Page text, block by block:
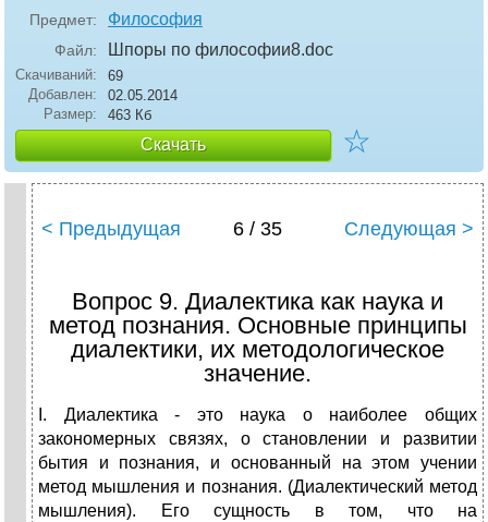
Предмет: Философия
Файл: Шпоры по философии8.doc
Скачиваний:
69
Добавлен:
02.05.2014
Размер:
463 Кб
Скачать ☆
< Предыдущая 6 / 35 Следующая >
Вопрос 9. Диалектика как наука и
метод познания. Основные принципы
диалектики, их методологическое
значение.
I. Диалектика - это наука о наиболее общих
закономерных связях, о становлении и развитии
бытия и познания, и основанный на этом учении
метод мышления и познания. (Диалектический метод
мышления). Его сущность в том, что на